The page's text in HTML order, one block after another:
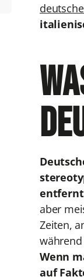
aber
Zeiten,
während
Wenn
auf